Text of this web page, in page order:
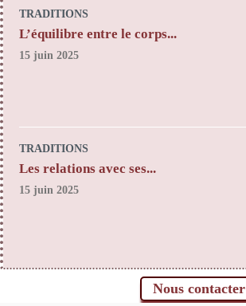
TRADITIONS
L’équilibre entre le corps...
15 juin 2025
TRADITIONS
Les relations avec ses...
15 juin 2025
Nous contacter